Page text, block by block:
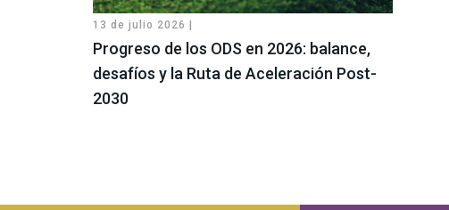
13 de julio 2026 |
Progreso de los ODS en 2026: balance,
desafíos y la Ruta de Aceleración Post-
2030